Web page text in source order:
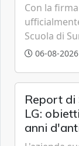
Con la
Scuola di
06-08-2026
Report
LG:
anni